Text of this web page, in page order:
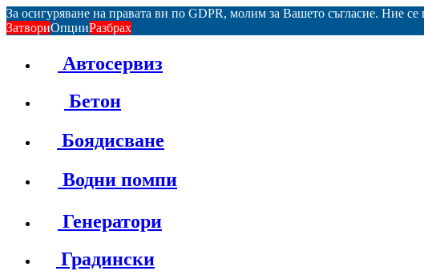
За осигуряване на правата ви по GDPR, молим за Вашето съгласие. Ние
ЗатвориОпцииРазбрах
Автосервиз
Бетон
Боядисване
Водни помпи
Генератори
Градински